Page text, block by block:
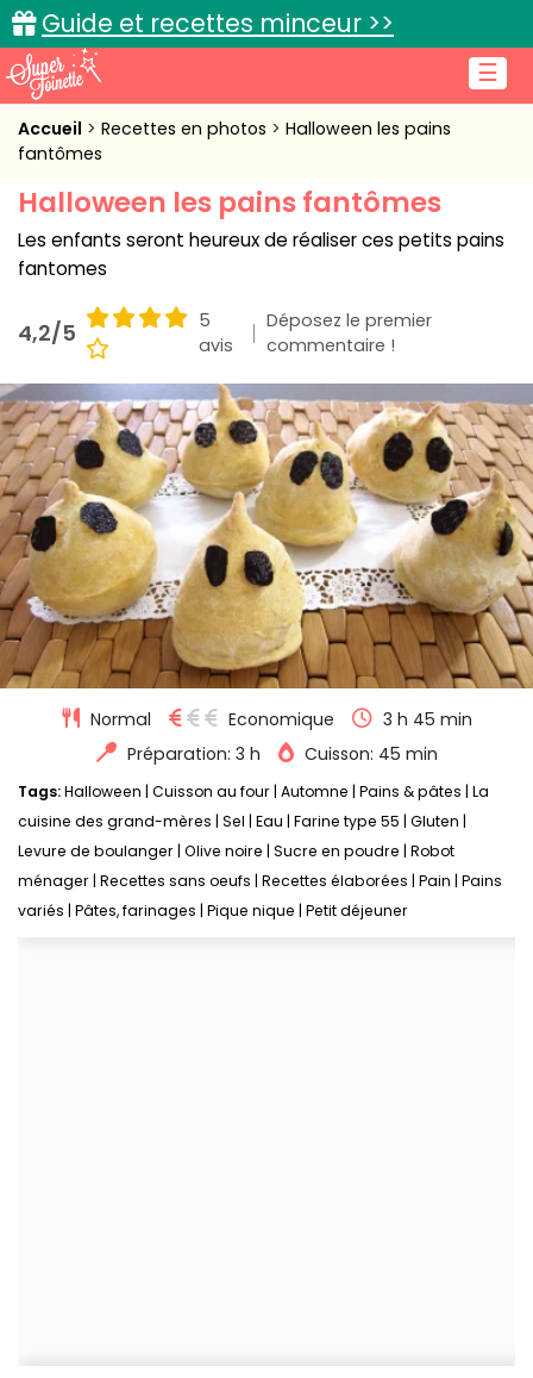
☰
Guide et recettes minceur >>
Accueil
Cuisine pratique
L'actu cuisine
Connexion
Accueil Recettes en photos
Halloween les pains
fantômes
Halloween les pains fantômes
Les enfants seront heureux de réaliser ces petits pains
fantomes
4,2/5
5
avis
Déposez le premier
commentaire !
Normal Economique
3 h 45 min
Préparation: 3 h
Cuisson: 45 min
Tags:Halloween Cuisson au four Automne Pains & pâtes La
cuisine des grand-mères Sel Eau Farine type 55 Gluten
Levure de boulanger Olive noire Sucre en poudre Robot
ménager Recettes sans oeufs Recettes élaborées Pain Pains
variés Pâtes, farinages Pique nique Petit déjeuner